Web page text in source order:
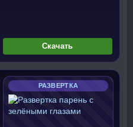
Скачать
РАЗВЕРТКА